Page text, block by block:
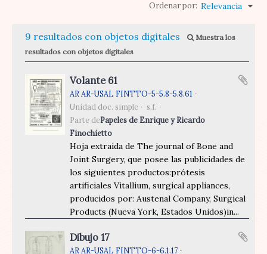
Ordenar por: Relevancia
9 resultados con objetos digitales
Muestra los
resultados con objetos digitales
Volante 61
AR AR-USAL FINTTO-5-5.8-5.8.61
Unidad doc. simple
s.f.
Parte dePapeles de Enrique y Ricardo
Finochietto
Hoja extraída de The journal of Bone and
Joint Surgery, que posee las publicidades de
los siguientes productos:prótesis
artificiales Vitallium, surgical appliances,
producidos por: Austenal Company, Surgical
Products (Nueva York, Estados Unidos)in...
Dibujo 17
AR AR-USAL FINTTO-6-6.1.17